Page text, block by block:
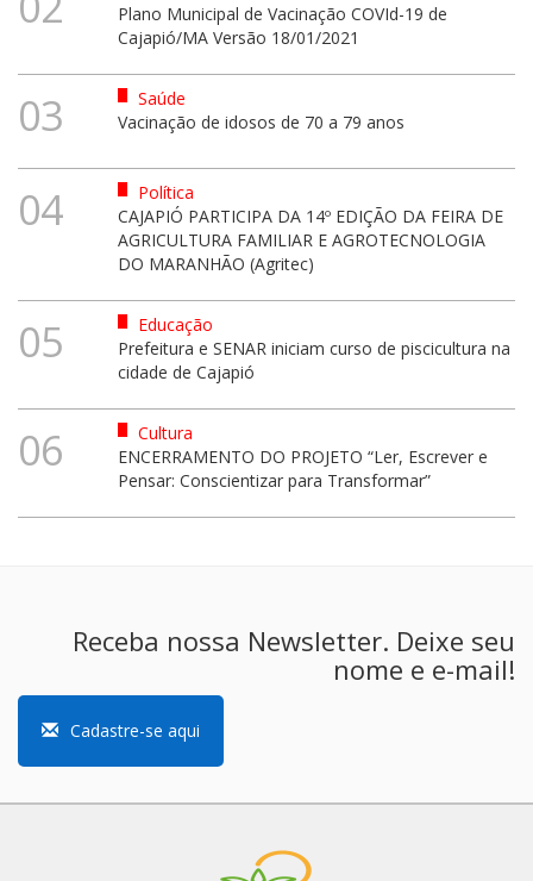
Plano Municipal de Vacinação COVId-19 de
Cajapió/MA Versão 18/01/2021
03
Saúde
Vacinação de idosos de 70 a 79 anos
04
Política
CAJAPIÓ PARTICIPA DA 14º EDIÇÃO DA FEIRA DE
AGRICULTURA FAMILIAR E AGROTECNOLOGIA
DO MARANHÃO (Agritec)
05
Educação
Prefeitura e SENAR iniciam curso de piscicultura na
cidade de Cajapió
06
Cultura
ENCERRAMENTO DO PROJETO “Ler, Escrever e
Pensar: Conscientizar para Transformar”
Receba nossa Newsletter. Deixe seu
nome e e-mail!
Cadastre-se aqui